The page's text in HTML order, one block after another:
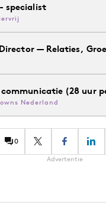
specialist
— Relaties,
(28 uur
Nederland
0
Advertentie